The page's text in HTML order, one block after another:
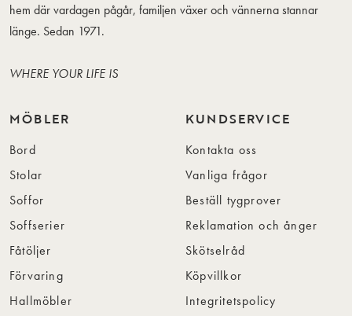
hem där vardagen pågår, familjen växer och vännerna stannar
länge. Sedan 1971.
WHERE YOUR LIFE IS
MÖBLER
Bord
Stolar
Soffor
Soffserier
Fåtöljer
Förvaring
Hallmöbler
KUNDSERVICE
Kontakta oss
Vanliga frågor
Beställ tygprover
Reklamation och ånger
Skötselråd
Köpvillkor
Integritetspolicy